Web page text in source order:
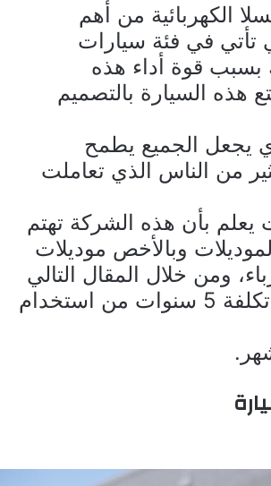
الكهربائية من أهم
تأتي في فئة سيارات
بسبب قوة أداء هذه
هذه السيارة بالتصميم
يجعل الجميع يطمح
من الناس الذي تعاملت
يعلم بأن هذه الشركة تهتم
وبالأخص موديلات
ومن خلال المقال التالي
تكلفة 5 سنوات من استخدام